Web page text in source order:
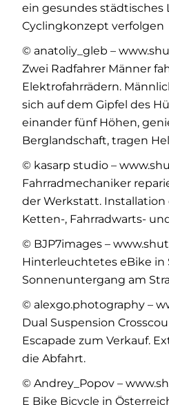
ein gesundes städtisches
Cyclingkonzept verfolgen
© anatoliy_gleb –
Zwei Radfahrer Männer
Elektrofahrrädern.
sich auf dem Gipfel des
einander fünf Höhen,
Berglandschaft, tragen
© kasarp studio –
Fahrradmechaniker
der Werkstatt. Installation
Ketten-, Fahrradwarts-
© BJP7images –
Hinterleuchtetes eBike in
Sonnenuntergang am
© alexgo.photography –
Dual Suspension
Escapade zum Verkauf.
die Abfahrt.
© Andrey_Popov –
E Bike Bicycle in